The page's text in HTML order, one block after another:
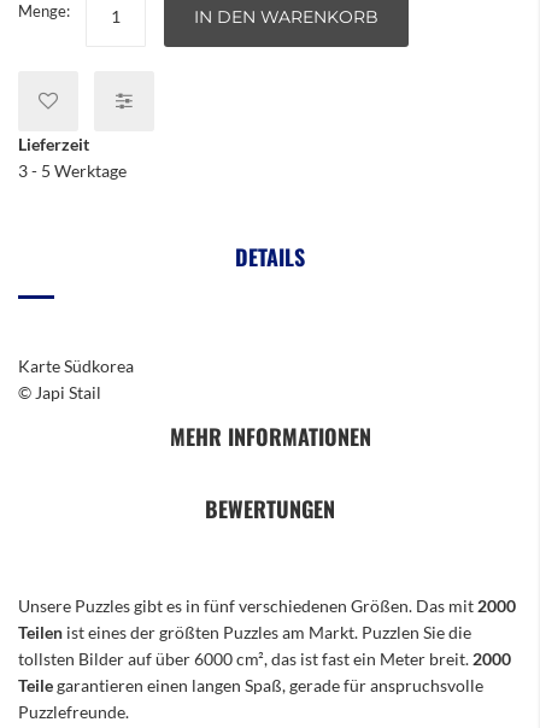
Menge: IN DEN WARENKORB
Lieferzeit
3 - 5 Werktage
DETAILS
Karte Südkorea
© Japi Stail
MEHR INFORMATIONEN
BEWERTUNGEN
Unsere Puzzles gibt es in fünf verschiedenen Größen. Das mit 2000
Teilen ist eines der größten Puzzles am Markt. Puzzlen Sie die
tollsten Bilder auf über 6000 cm², das ist fast ein Meter breit. 2000
Teilegarantieren einen langen Spaß, gerade für anspruchsvolle
Puzzlefreunde.